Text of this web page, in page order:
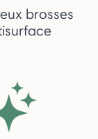
brosses